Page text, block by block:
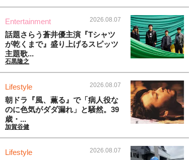
Entertainment 2026.08.07
話題さらう蒼井優主演『Tシャツ
が乾くまで』盛り上げるスピッツ
主題歌...
石黒隆之
Lifestyle 2026.08.07
朝ドラ『風、薫る』で「病人役な
のに色気がダダ漏れ」と騒然。39
歳・...
加賀谷健
Lifestyle 2026.08.07